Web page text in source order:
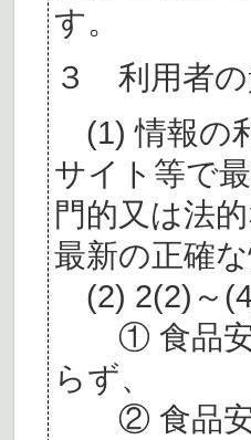
す。
３ 利用者の
(1) 情報の
サイト等で
門的又は法
最新の正確
(2) 2(2)～
① 食品安全
らず、
② 食品安全